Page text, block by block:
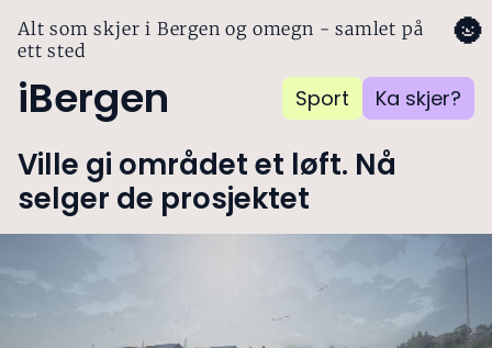
Alt som skjer i Bergen og omegn - samlet på
ett sted
iBergen Sport Ka skjer?
🌚
Ville gi området et løft. Nå
selger de prosjektet